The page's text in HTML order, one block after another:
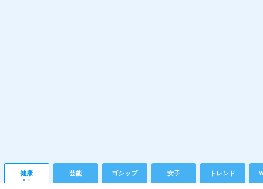
健康 芸能 ゴシップ 女子 トレンド